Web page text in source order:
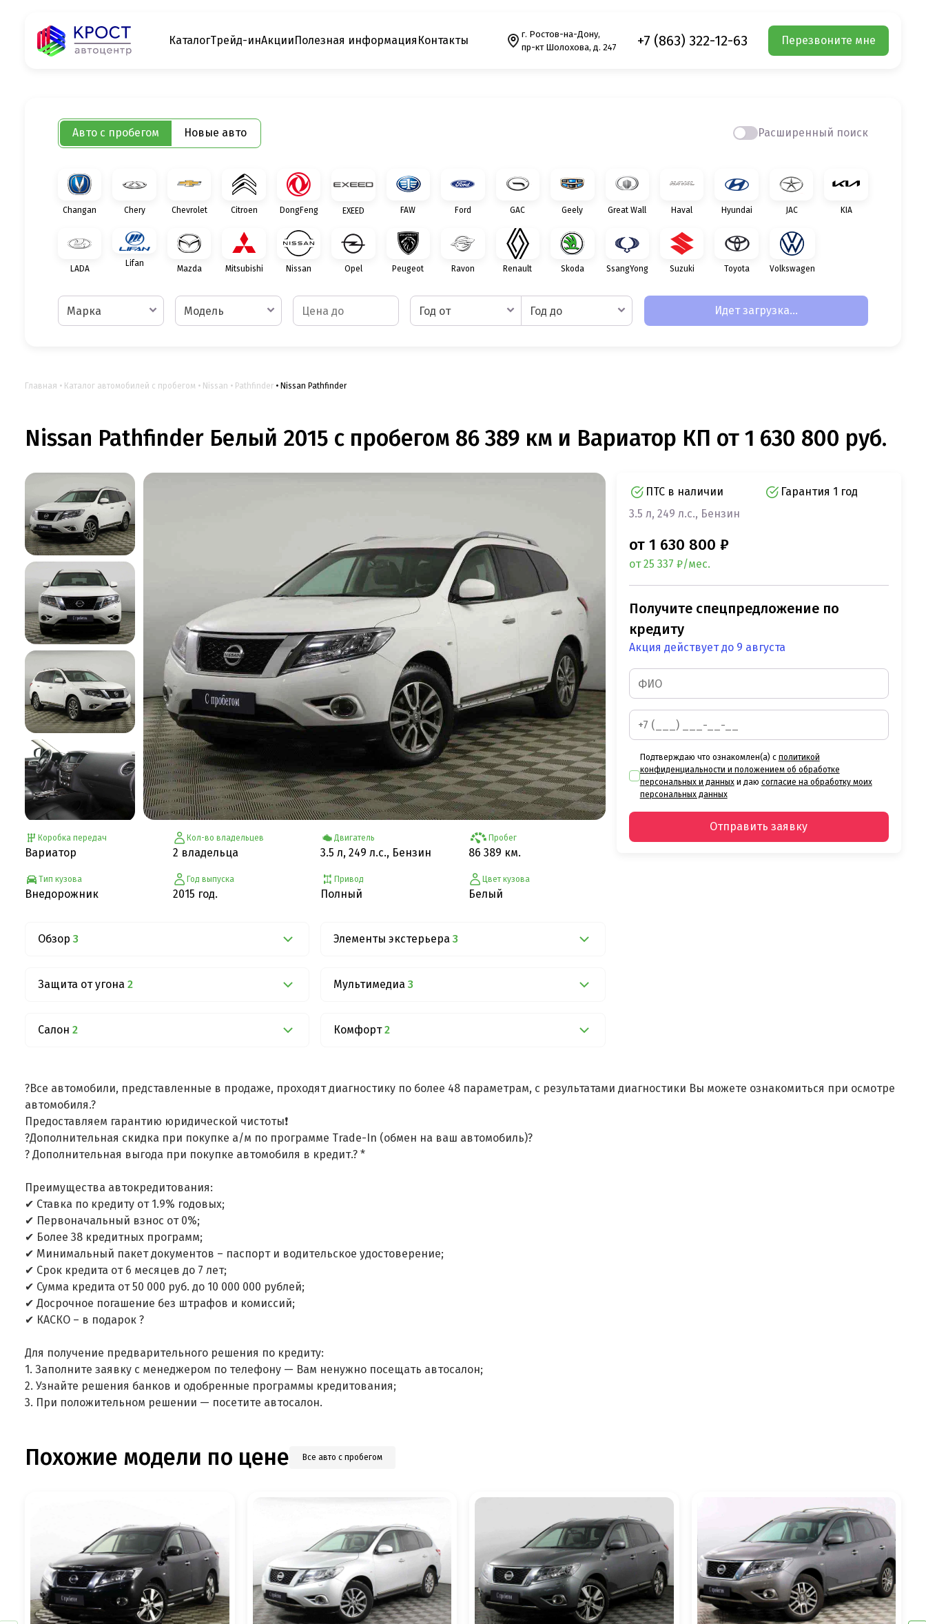
КаталогТрейд-инАкцииПолезная информация Контакты
г. Ростов-на-Дону,
пр-кт Шолохова, д. 247
+7 (863) 322-12-63 Перезвоните мне
Авто с пробегом Новые авто Расширенный поиск
Changan Chery Chevrolet Citroen DongFeng EXEED FAW Ford GAC Geely Great Wall Haval Hyundai JAC KIA
LADA
Lifan
Mazda Mitsubishi Nissan Opel Peugeot Ravon Renault Skoda SsangYong Suzuki Toyota Volkswagen
Марка Модель Год от Год до Идет загрузка...
Главная Каталог автомобилей с пробегом Nissan Pathfinder Nissan Pathfinder
Nissan Pathfinder Белый 2015 с пробегом 86 389 км и Вариатор КП от 1 630 800 руб.
Коробка передач
Вариатор
Тип кузова
Внедорожник
Кол-во владельцев
2 владельца
Год выпуска
2015 год.
Двигатель
3.5 л, 249 л.с., Бензин
Привод
Полный
Пробег
86 389 км.
Цвет кузова
Белый
Обзор 3 Элементы экстерьера 3
Защита от угона 2 Мультимедиа 3
Салон 2 Комфорт 2
ПТС в наличии
Гарантия 1 год
3.5 л, 249 л.с., Бензин
от 1 630 800 ₽
от 25 337 ₽/мес.
Получите спецпредложение по
кредиту
Акция действует до 9 августа
Подтверждаю что ознакомлен(а) с политикой
конфиденциальности и положением об обработке
персональных и данныхи даю согласие на обработку моих
персональных данных
Отправить заявку
?Все автомобили, представленные в продаже, проходят диагностику по более 48 параметрам, с результатами диагностики Вы можете ознакомиться при осмотре
автомобиля.?
Предоставляем гарантию юридической чистоты❗
?Дополнительная скидка при покупке а/м по программе Trade-In (обмен на ваш автомобиль)?
? Дополнительная выгода при покупке автомобиля в кредит.? *
Преимущества автокредитования:
✔ Ставка по кредиту от 1.9% годовых;
✔ Первоначальный взнос от 0%;
✔ Более 38 кредитных программ;
✔ Минимальный пакет документов – паспорт и водительское удостоверение;
✔ Срок кредита от 6 месяцев до 7 лет;
✔ Сумма кредита от 50 000 руб. до 10 000 000 рублей;
✔ Досрочное погашение без штрафов и комиссий;
✔ КАСКО – в подарок ?
Для получение предварительного решения по кредиту:
1. Заполните заявку с менеджером по телефону — Вам ненужно посещать автосалон;
2. Узнайте решения банков и одобренные программы кредитования;
3. При положительном решении — посетите автосалон.
Похожие модели по цене Все авто с пробегом